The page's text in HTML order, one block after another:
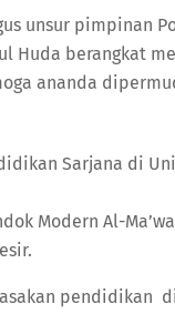
unsur pimpinan
Huda berangkat
ananda
Modern Al-
pendidikan